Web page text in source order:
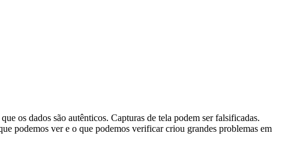
os dados são autênticos. Capturas de tela podem ser falsificadas.
podemos ver e o que podemos verificar criou grandes problemas em